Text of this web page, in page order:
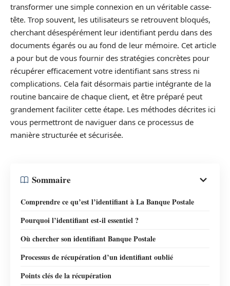
transformer une simple connexion en un véritable casse-
tête. Trop souvent, les utilisateurs se retrouvent bloqués,
cherchant désespérément leur identifiant perdu dans des
documents égarés ou au fond de leur mémoire. Cet article
a pour but de vous fournir des stratégies concrètes pour
récupérer efficacement votre identifiant sans stress ni
complications. Cela fait désormais partie intégrante de la
routine bancaire de chaque client, et être préparé peut
grandement faciliter cette étape. Les méthodes décrites ici
vous permettront de naviguer dans ce processus de
manière structurée et sécurisée.
Sommaire
Comprendre ce qu’est l’identifiant à La Banque Postale
Pourquoi l’identifiant est-il essentiel ?
Où chercher son identifiant Banque Postale
Processus de récupération d’un identifiant oublié
Points clés de la récupération